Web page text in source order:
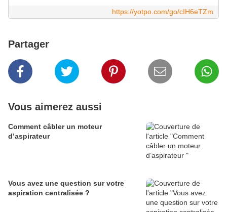
https://yotpo.com/go/cIH6eTZm
Partager
Vous aimerez aussi
Comment câbler un moteur
d’aspirateur
Vous avez une question sur votre
aspiration centralisée ?